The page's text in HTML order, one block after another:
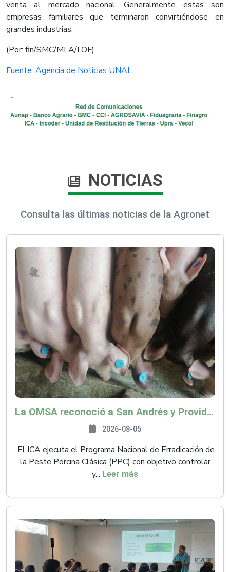
venta al mercado nacional. Generalmente estas son
empresas familiares que terminaron convirtiéndose en
grandes industrias.
(Por: fin/SMC/MLA/LOF)
Fuente: Agencia de Noticias UNAL.
NOTICIAS
Consulta las últimas noticias de la Agronet
La OMSA reconoció a San Andrés y Providencia como zona libre de Peste Porcina Clásica (PPC)
2026-08-05
El ICA ejecuta el Programa Nacional de Erradicación de
la Peste Porcina Clásica (PPC) con objetivo controlar
y... Leer más